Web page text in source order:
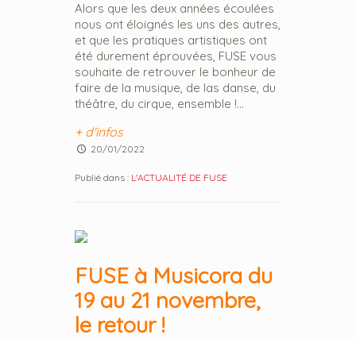
Alors que les deux années écoulées
nous ont éloignés les uns des autres,
et que les pratiques artistiques ont
été durement éprouvées, FUSE vous
souhaite de retrouver le bonheur de
faire de la musique, de las danse, du
théâtre, du cirque, ensemble !...
+ d'infos
20/01/2022
Publié dans : L'ACTUALITÉ DE FUSE
FUSE à Musicora du
19 au 21 novembre,
le retour !